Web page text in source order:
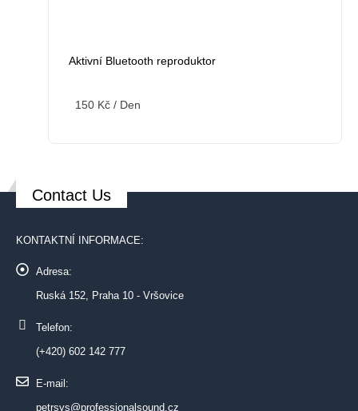
Aktivní Bluetooth reproduktor
150 Kč / Den
Contact Us
KONTAKTNÍ INFORMACE:
Adresa:
Ruská 152, Praha 10 - Vršovice
Telefon:
(+420) 602 142 777
E-mail:
petrsys@professionalsound.cz